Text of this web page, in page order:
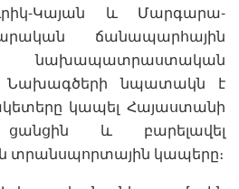
Կայան և Մարգարա-
ճանապարհային
նախապատրաստական
Նախագծերի նպատակն է
կապել Հայաստանի
ցանցին և բարելավել
տրանսպորտային կապերը։